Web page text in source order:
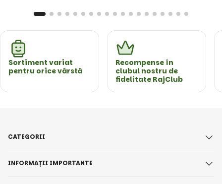
Sortiment variat
pentru orice vârstă
Recompense în
clubul nostru de
fidelitate RajClub
CATEGORII
INFORMAȚII IMPORTANTE